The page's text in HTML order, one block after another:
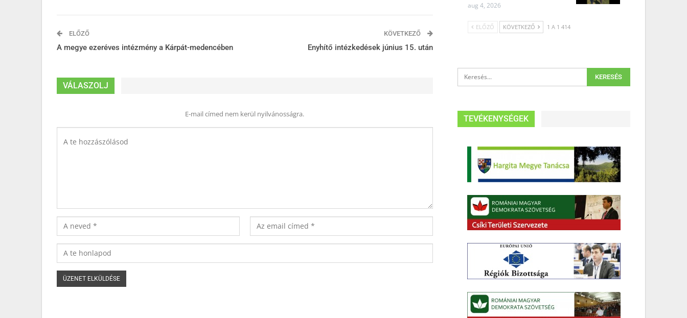
ELŐZŐ
A megye ezeréves intézmény a Kárpát-medencében
KÖVETKEZŐ
Enyhítő intézkedések június 15. után
VÁLASZOLJ
E-mail címed nem kerül nyilvánosságra.
aug 4, 2026
ELŐZŐ KÖVETKEZŐ 1 A 1 414
TEVÉKENYSÉGEK